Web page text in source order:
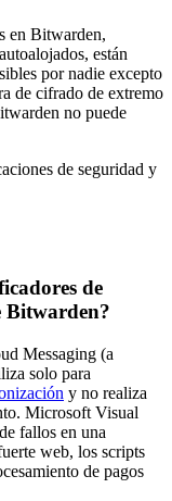
en Bitwarden,
están
por nadie excepto
de cifrado de extremo
no puede
de seguridad y
de
Bitwarden?
Messaging (a
solo para
y no realiza
Microsoft Visual
fallos en una
web, los scripts
de pagos